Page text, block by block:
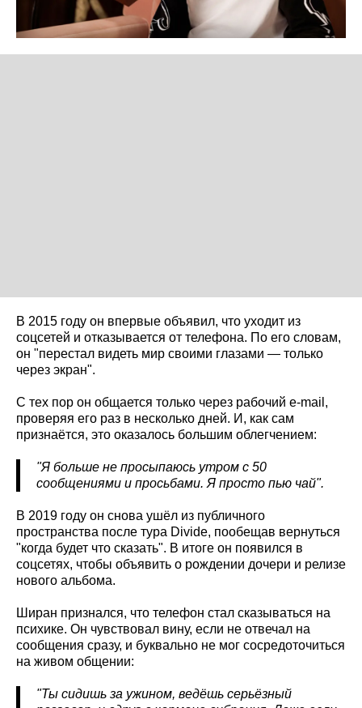
В 2015 году он впервые объявил, что уходит из
соцсетей и отказывается от телефона. По его словам,
он "перестал видеть мир своими глазами — только
через экран".
С тех пор он общается только через рабочий e-mail,
проверяя его раз в несколько дней. И, как сам
признаётся, это оказалось большим облегчением:
"Я больше не просыпаюсь утром с 50
сообщениями и просьбами. Я просто пью чай".
В 2019 году он снова ушёл из публичного
пространства после тура Divide, пообещав вернуться
"когда будет что сказать". В итоге он появился в
соцсетях, чтобы объявить о рождении дочери и релизе
нового альбома.
Ширан признался, что телефон стал сказываться на
психике. Он чувствовал вину, если не отвечал на
сообщения сразу, и буквально не мог сосредоточиться
на живом общении:
"Ты сидишь за ужином, ведёшь серьёзный